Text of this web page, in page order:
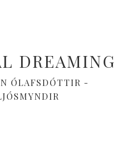
DREAMING
ÓLAFSDÓTTIR -